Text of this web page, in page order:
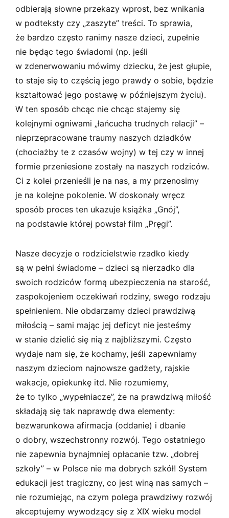
odbierają słowne przekazy wprost, bez wnikania
w podteksty czy „zaszyte” treści. To sprawia,
że bardzo często ranimy nasze dzieci, zupełnie
nie będąc tego świadomi (np. jeśli
w zdenerwowaniu mówimy dziecku, że jest głupie,
to staje się to częścią jego prawdy o sobie, będzie
kształtować jego postawę w późniejszym życiu).
W ten sposób chcąc nie chcąc stajemy się
kolejnymi ogniwami „łańcucha trudnych relacji” –
nieprzepracowane traumy naszych dziadków
(chociażby te z czasów wojny) w tej czy w innej
formie przeniesione zostały na naszych rodziców.
Ci z kolei przenieśli je na nas, a my przenosimy
je na kolejne pokolenie. W doskonały wręcz
sposób proces ten ukazuje książka „Gnój”,
na podstawie której powstał film „Pręgi”.
Nasze decyzje o rodzicielstwie rzadko kiedy
są w pełni świadome – dzieci są nierzadko dla
swoich rodziców formą ubezpieczenia na starość,
zaspokojeniem oczekiwań rodziny, swego rodzaju
spełnieniem. Nie obdarzamy dzieci prawdziwą
miłością – sami mając jej deficyt nie jesteśmy
w stanie dzielić się nią z najbliższymi. Często
wydaje nam się, że kochamy, jeśli zapewniamy
naszym dzieciom najnowsze gadżety, rajskie
wakacje, opiekunkę itd. Nie rozumiemy,
że to tylko „wypełniacze”, że na prawdziwą miłość
składają się tak naprawdę dwa elementy:
bezwarunkowa afirmacja (oddanie) i dbanie
o dobry, wszechstronny rozwój. Tego ostatniego
nie zapewnia bynajmniej opłacanie tzw. „dobrej
szkoły” – w Polsce nie ma dobrych szkół! System
edukacji jest tragiczny, co jest winą nas samych –
nie rozumiejąc, na czym polega prawdziwy rozwój
akceptujemy wywodzący się z XIX wieku model